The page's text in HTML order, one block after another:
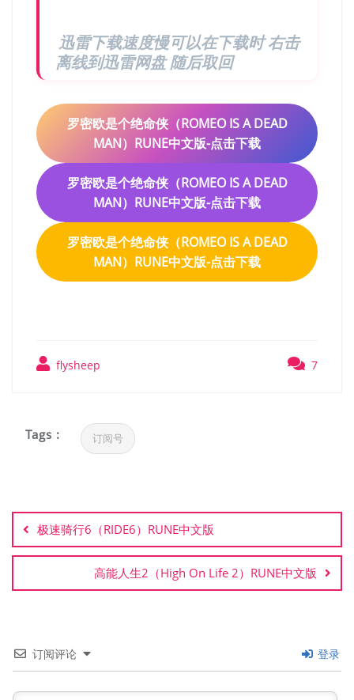
迅雷下载速度慢可以在下载时 右击
离线到迅雷网盘 随后取回
罗密欧是个绝命侠（ROMEO IS A DEAD
MAN）RUNE中文版-点击下载
罗密欧是个绝命侠（ROMEO IS A DEAD
MAN）RUNE中文版-点击下载
罗密欧是个绝命侠（ROMEO IS A DEAD
MAN）RUNE中文版-点击下载
flysheep 7
Tags : 订阅号
章
导
航
极速骑行6（RIDE6）RUNE中文版
高能人生2（High On Life 2）RUNE中文版
订阅评论 登录